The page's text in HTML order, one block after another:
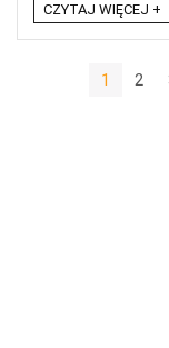
CZYTAJ WIĘCEJ +
1 2